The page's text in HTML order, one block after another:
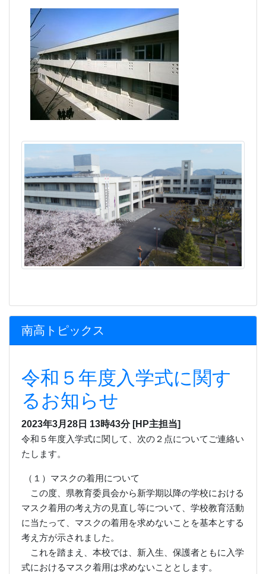
南高トピックス
令和５年度入学式に関す
るお知らせ
たします。
（１）マスクの着用について
この度、県教育委員会から新学期以降の学校における
に当たって、マスクの着用を求めないことを基本とする
考え方が示されました。
これを踏まえ、本校では、新入生、保護者ともに入学
式におけるマスク着用は求めないこととします。
（２）芸術の教科書等の購入について
令和５年度に使用する教科書等について、芸術の教科
書等については、４月
日の入学式終了後、購入してい
ただくこととなっております。芸術の科目選択につい
て、各科目の希望者数を確認したところ、全員が第一希
望の科目を選択できることとなりました。
（決定した芸術科目については、改めて入学式後のホー
ムルームにてお知らせします。）
選択する科目によって教科書等の価格が異なりますの